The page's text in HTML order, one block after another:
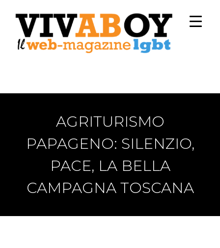
AGRITURISMO
PAPAGENO: SILENZIO,
PACE, LA BELLA
CAMPAGNA TOSCANA